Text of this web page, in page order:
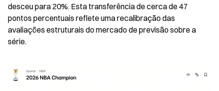
desceu para 20%. Esta transferência de cerca de 47
pontos percentuais reflete uma recalibração das
avaliações estruturais do mercado de previsão sobre a
série.